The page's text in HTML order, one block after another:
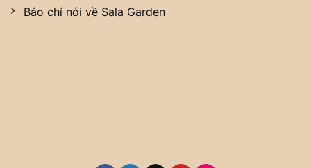
Báo chí nói về Sala Garden